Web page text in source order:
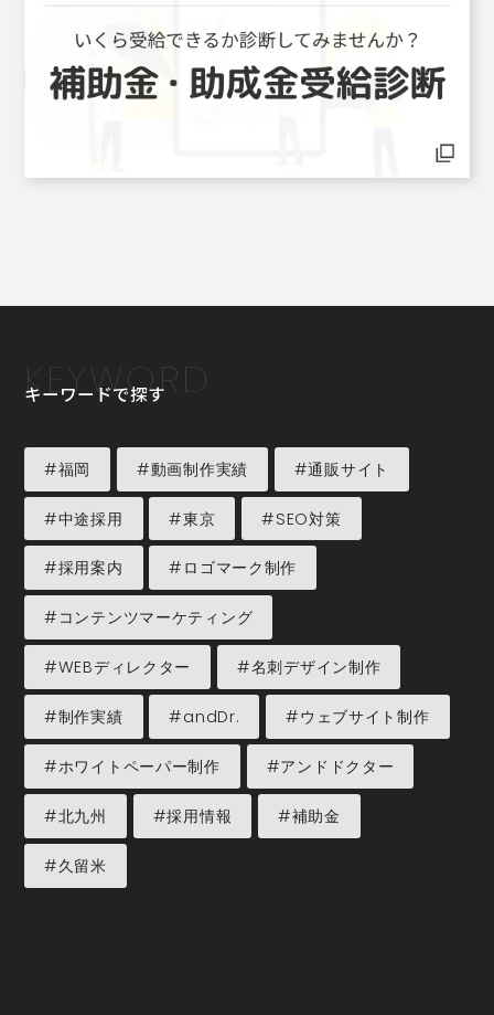
KEYWORD
キーワードで探す
#福岡 #動画制作実績 #通販サイト
#中途採用 #東京 #SEO対策
#採用案内 #ロゴマーク制作
#コンテンツマーケティング
#WEBディレクター #名刺デザイン制作
#制作実績 #andDr. #ウェブサイト制作
#ホワイトペーパー制作 #アンドドクター
#北九州 #採用情報 #補助金
#久留米